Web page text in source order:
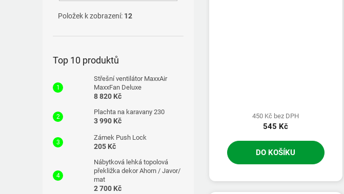
Položek k zobrazení: 12
Top 10 produktů
Střešní ventilátor MaxxAir
MaxxFan Deluxe
8 820 Kč
Plachta na karavany 230
3 990 Kč
Zámek Push Lock
205 Kč
Nábytková lehká topolová
překližka dekor Ahorn / Javor/
mat
2 700 Kč
450 Kč bez DPH
545 Kč
DO KOŠÍKU